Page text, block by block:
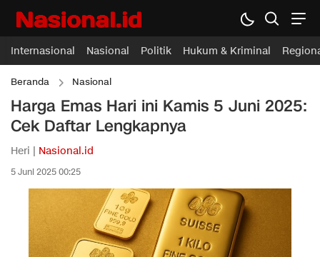
Internasional Nasional Politik Hukum & Kriminal
Beranda Nasional
Harga Emas Hari ini Kamis 5 Juni 2025:
Cek Daftar Lengkapnya
Heri | Nasional.id
5 Juni 2025 00:25